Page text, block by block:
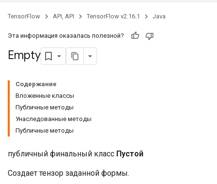
TensorFlow API, API TensorFlow v2.16.1 Java
Эта информация оказалась полезной?
Empty
Содержание
Вложенные классы
Публичные методы
Унаследованные методы
Публичные методы
публичный финальный класс Пустой
Создает тензор заданной формы.